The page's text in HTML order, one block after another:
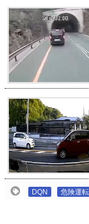
DQN 危険運転